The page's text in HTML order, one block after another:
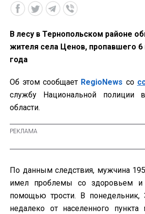
В лесу в Тернопольском районе
жителя села Ценов, пропавшего
года
Об этом сообщает RegioNews со
службу Национальной полиции
области.
По данным следствия, мужчина
имел проблемы со здоровьем и
помощью трости. В
недалеко от населенного